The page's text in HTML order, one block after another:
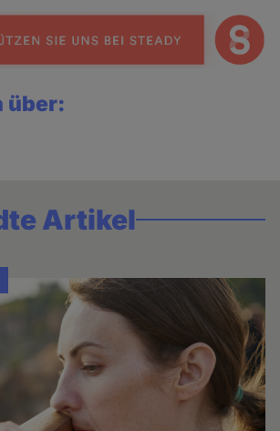
über:
Artikel